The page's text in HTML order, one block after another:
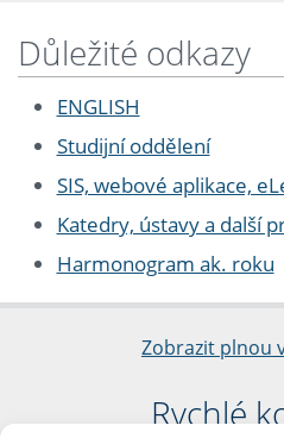
Důležité odkazy
ENGLISH
Studijní oddělení
SIS, webové aplikace,
Katedry, ústavy a další
Harmonogram ak. roku
Zobrazit plnou
Rychlé